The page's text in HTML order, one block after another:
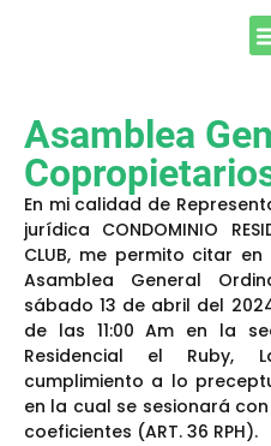
Asamblea
En mi calidad de
jurídica CONDOMINIO
CLUB, me permito citar
Asamblea General
sábado 13 de abril del
de las 11:00 Am en la
Residencial el Ruby,
cumplimiento a lo
en la cual se sesionará
coeficientes (ART. 36 RPH).